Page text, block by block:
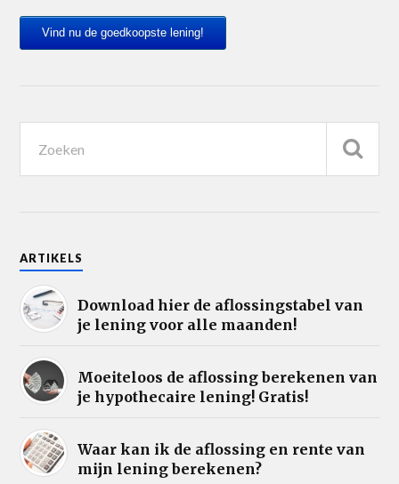
Vind nu de goedkoopste lening!
ARTIKELS
Download hier de aflossingstabel van
je lening voor alle maanden!
Moeiteloos de aflossing berekenen van
je hypothecaire lening! Gratis!
Waar kan ik de aflossing en rente van
mijn lening berekenen?